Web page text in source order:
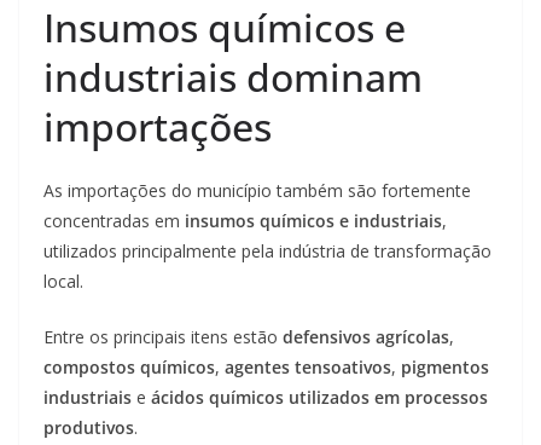
Insumos químicos e
industriais dominam
importações
As importações do município também são fortemente
concentradas em insumos químicos e industriais,
utilizados principalmente pela indústria de transformação
local.
Entre os principais itens estão defensivos agrícolas,
compostos químicos, agentes tensoativos, pigmentos
industriais e ácidos químicos utilizados em processos
produtivos.